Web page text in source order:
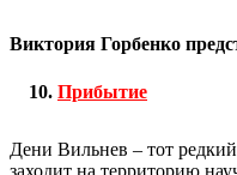
Виктория Горбенко
Прибытиe
Дени Вильнев – тот
заходит на территорию